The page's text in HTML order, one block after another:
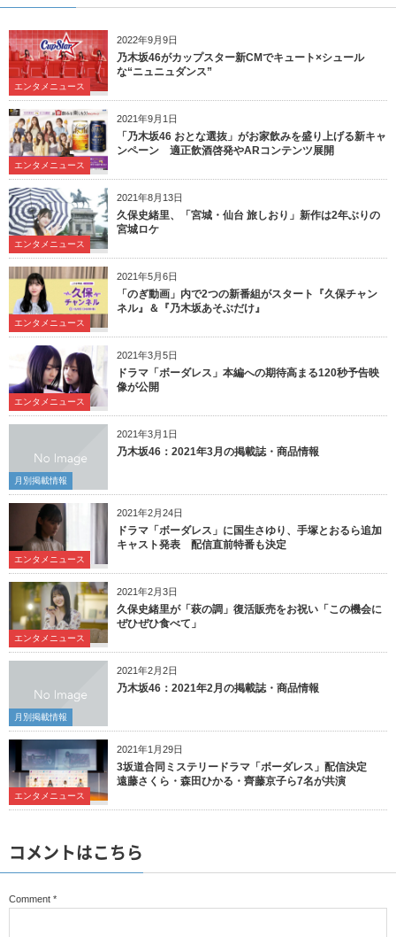
2022年9月9日
エンタメニュース
乃木坂46がカップスター新CMでキュート×シュール
な“ニュニュダンス”
2021年9月1日
エンタメニュース
「乃木坂46 おとな選抜」がお家飲みを盛り上げる新キャ
ンペーン 適正飲酒啓発やARコンテンツ展開
2021年8月13日
エンタメニュース
久保史緒里、「宮城・仙台 旅しおり」新作は2年ぶりの
宮城ロケ
2021年5月6日
エンタメニュース
「のぎ動画」内で2つの新番組がスタート『久保チャン
ネル』＆『乃木坂あそぶだけ』
2021年3月5日
エンタメニュース
ドラマ「ボーダレス」本編への期待高まる120秒予告映
像が公開
2021年3月1日
月別掲載情報
乃木坂46：2021年3月の掲載誌・商品情報
2021年2月24日
エンタメニュース
ドラマ「ボーダレス」に国生さゆり、手塚とおるら追加
キャスト発表 配信直前特番も決定
2021年2月3日
エンタメニュース
久保史緒里が「萩の調」復活販売をお祝い「この機会に
ぜひぜひ食べて」
2021年2月2日
月別掲載情報
乃木坂46：2021年2月の掲載誌・商品情報
2021年1月29日
エンタメニュース
3坂道合同ミステリードラマ「ボーダレス」配信決定
遠藤さくら・森田ひかる・齊藤京子ら7名が共演
コメントはこちら
Comment *